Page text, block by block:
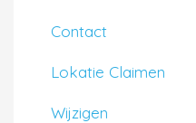
Contact
Lokatie Claimen
Wijzigen